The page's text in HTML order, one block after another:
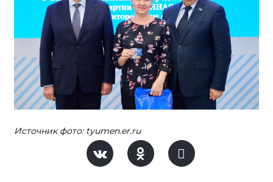
Источник фото: tyumen.er.ru